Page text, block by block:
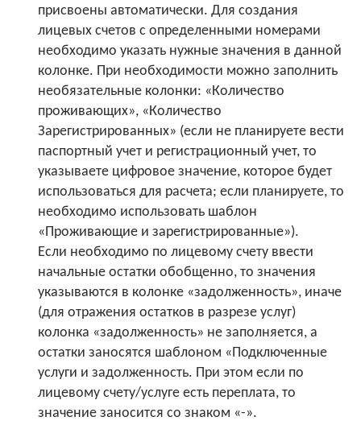
присвоены автоматически. Для создания
лицевых счетов с определенными номерами
необходимо указать нужные значения в данной
колонке. При необходимости можно заполнить
необязательные колонки: «Количество
проживающих», «Количество
Зарегистрированных» (если не планируете вести
паспортный учет и регистрационный учет, то
указываете цифровое значение, которое будет
использоваться для расчета; если планируете, то
необходимо использовать шаблон
«Проживающие и зарегистрированные»).
Если необходимо по лицевому счету ввести
начальные остатки обобщенно, то значения
указываются в колонке «задолженность», иначе
(для отражения остатков в разрезе услуг)
колонка «задолженность» не заполняется, а
остатки заносятся шаблоном «Подключенные
услуги и задолженность. При этом если по
лицевому счету/услуге есть переплата, то
значение заносится со знаком «-».